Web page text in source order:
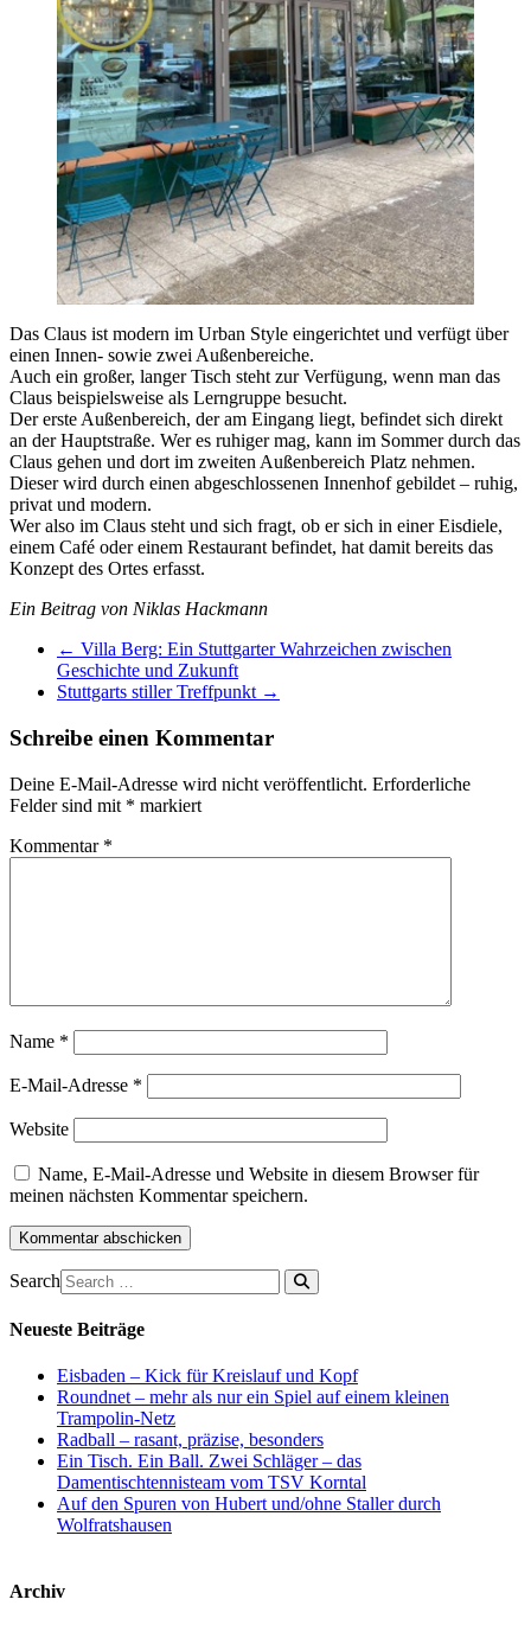
Das Claus ist modern im Urban Style eingerichtet und verfügt über
einen Innen- sowie zwei Außenbereiche.
Auch ein großer, langer Tisch steht zur Verfügung, wenn man das
Claus beispielsweise als Lerngruppe besucht.
Der erste Außenbereich, der am Eingang liegt, befindet sich direkt
an der Hauptstraße. Wer es ruhiger mag, kann im Sommer durch das
Claus gehen und dort im zweiten Außenbereich Platz nehmen.
Dieser wird durch einen abgeschlossenen Innenhof gebildet – ruhig,
privat und modern.
Wer also im Claus steht und sich fragt, ob er sich in einer Eisdiele,
einem Café oder einem Restaurant befindet, hat damit bereits das
Konzept des Ortes erfasst.
Ein Beitrag von Niklas Hackmann
← Villa Berg: Ein Stuttgarter Wahrzeichen zwischen
Geschichte und Zukunft
Stuttgarts stiller Treffpunkt →
Schreibe einen Kommentar
Deine E-Mail-Adresse wird nicht veröffentlicht. Erforderliche
Felder sind mit * markiert
Kommentar *
Name *
E-Mail-Adresse *
Website
Name, E-Mail-Adresse und Website in diesem Browser für
meinen nächsten Kommentar speichern.
Search
Neueste Beiträge
Eisbaden – Kick für Kreislauf und Kopf
Roundnet – mehr als nur ein Spiel auf einem kleinen
Trampolin-Netz
Radball – rasant, präzise, besonders
Ein Tisch. Ein Ball. Zwei Schläger – das
Damentischtennisteam vom TSV Korntal
Auf den Spuren von Hubert und/ohne Staller durch
Wolfratshausen
Archiv